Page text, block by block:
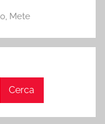
, Mete
Cerca